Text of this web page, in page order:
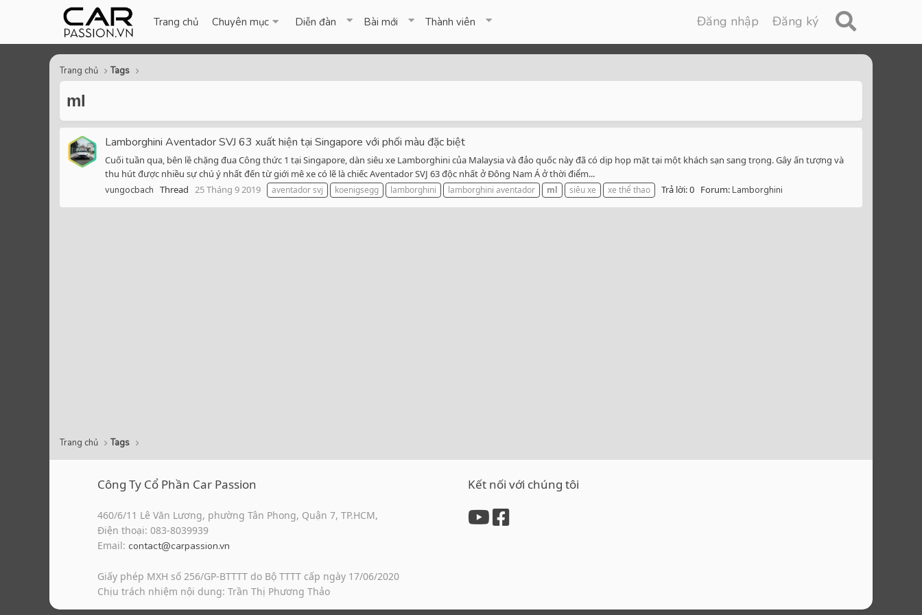
Trang chủ Chuyên mục Diễn đàn Bài mới Thành viên Đăng nhập Đăng ký
Trang chủ Tags
ml
Lamborghini Aventador SVJ 63 xuất hiện tại Singapore với phối màu đặc biệt
Cuối tuần qua, bên lề chặng đua Công thức 1 tại Singapore, dàn siêu xe Lamborghini của Malaysia và đảo quốc này đã có dịp họp mặt tại một khách sạn sang trọng. Gây ấn tượng và
thu hút được nhiều sự chú ý nhất đến từ giới mê xe có lẽ là chiếc Aventador SVJ 63 độc nhất ở Đông Nam Á ở thời điểm...
vungocbach Thread 25 Tháng 9 2019 aventador svj koenigsegg lamborghini lamborghini aventador ml siêu xe xe thể thao Trả lời: 0 Forum:Lamborghini
Trang chủ Tags
Công Ty Cổ Phần Car Passion
460/6/11 Lê Văn Lương, phường Tân Phong, Quận 7, TP.HCM,
Điện thoại: 083-8039939
Email: contact@carpassion.vn
Giấy phép MXH số 256/GP-BTTTT do Bộ TTTT cấp ngày 17/06/2020
Chịu trách nhiệm nội dung: Trần Thị Phương Thảo
Kết nối với chúng tôi